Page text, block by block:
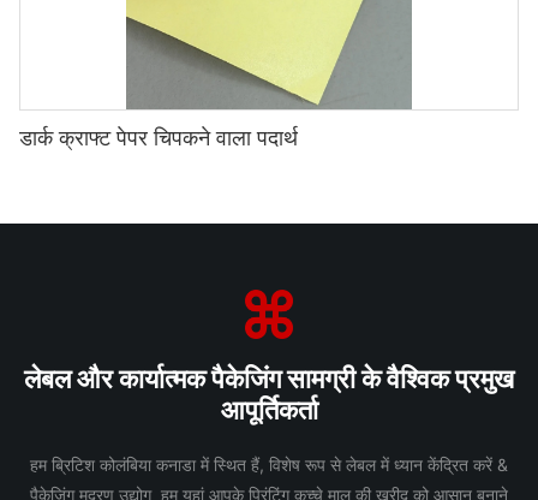
डार्क क्राफ्ट पेपर चिपकने वाला पदार्थ
लेबल और कार्यात्मक पैकेजिंग सामग्री के वैश्विक प्रमुख
आपूर्तिकर्ता
हम ब्रिटिश कोलंबिया कनाडा में स्थित हैं, विशेष रूप से लेबल में ध्यान केंद्रित करें &
पैकेजिंग मुद्रण उद्योग हम यहां आपके प्रिंटिंग कच्चे माल की खरीद को आसान बनाने